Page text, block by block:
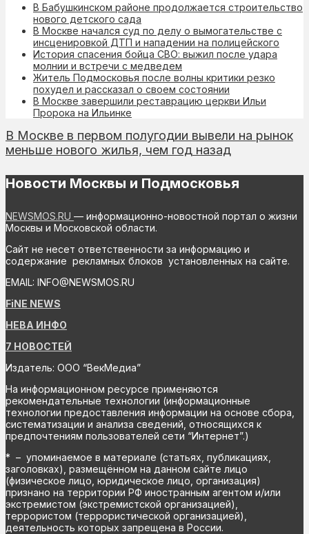
В Бабушкинском районе продолжается строительство
нового детского сада
В Москве начался суд по делу о вымогательстве с
инсценировкой ДТП и нападении на полицейского
История спасения бойца СВО: выжил после удара
молнии и встречи с медведем
Житель Подмосковья после волны критики резко
похудел и рассказал о своем состоянии
В Москве завершили реставрацию церкви Ильи
Пророка на Ильинке
В Москве в первом полугодии вывели на рынок
меньше нового жилья, чем год назад
Новости Москвы и Подмосковья
NEWSMOS.RU — информационно-новостной портал о жизни
Москвы и Московской области.
Сайт не несет ответственности за информацию и
содержание рекламных блоков установленных на сайте.
EMAIL: INFO@NEWSMOS.RU
FiNE NEWS
НЕВА ИНФО
7 НОВОСТЕЙ
Издатель: ООО “ВекМедиа”
На информационном ресурсе применяются
рекомендательные технологии (информационные
технологии предоставления информации на основе сбора,
систематизации и анализа сведений, относящихся к
предпочтениям пользователей сети “Интернет”.)
* – упоминаемое в материале (статьях, публикациях,
заголовках), размещённом на данном сайте лицо
(физическое лицо, юридическое лицо, организация)
признано на территории РФ иностранным агентом и/или
экстремистом (экстремистской организацией),
террористом (террористической организацией),
деятельность которых запрещена в России.